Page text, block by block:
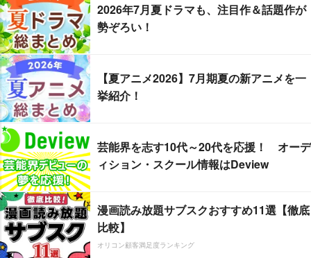
2026年7月夏ドラマも、注目作＆話題作が
勢ぞろい！
【夏アニメ2026】7月期夏の新アニメを一
挙紹介！
芸能界を志す10代～20代を応援！ オーデ
ィション・スクール情報はDeview
漫画読み放題サブスクおすすめ11選【徹底
比較】
オリコン顧客満足度ランキング